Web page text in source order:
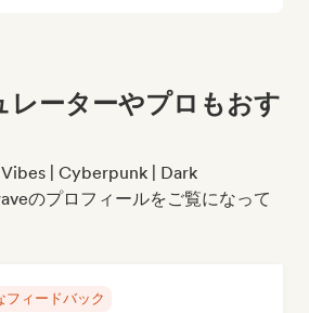
レーターやプロもおす
| Cyberpunk | Dark
のプロフィールをご覧になって
フィードバック